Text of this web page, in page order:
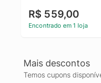
Pockets Caqui Claro
R$ 559,00
Encontrado em 1 loja
Mais descontos
Temos cupons